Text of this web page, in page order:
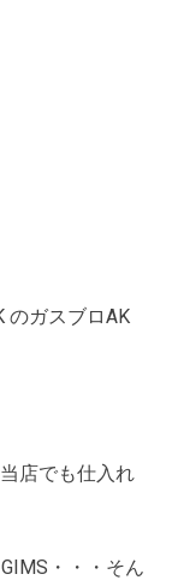
のガスブロAK
店でも仕入れ
・・・そん